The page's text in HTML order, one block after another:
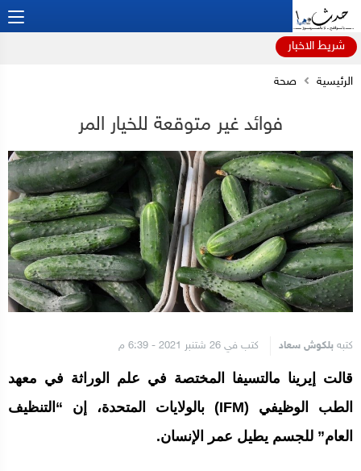
شريط الاخبار
الرئيسية صحة
فوائد غير متوقعة للخيار المر
كتبه بلكوش سعاد كتب في 26 شتنبر 2021 - 6:39 م
قالت إيرينا مالتسيفا المختصة في علم الوراثة في معهد
الطب الوظيفي (IFM) بالولايات المتحدة، إن “التنظيف
العام” للجسم يطيل عمر الإنسان.